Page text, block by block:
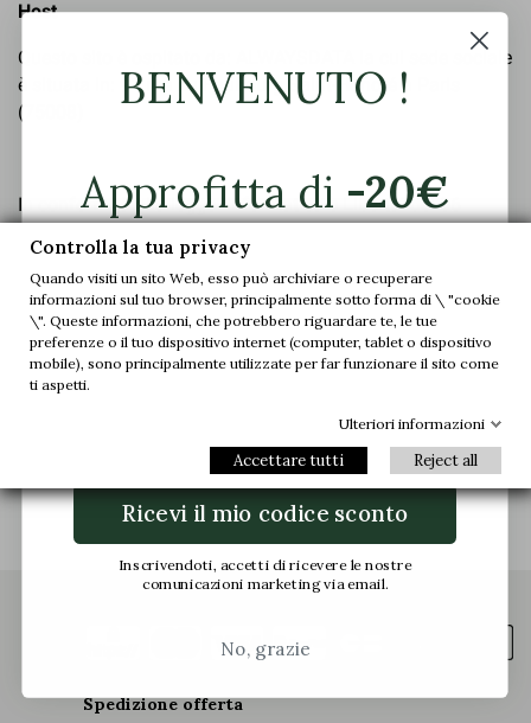
Host
Questo sito è ospitato da: ALWAYSDATA la cui sede sociale
è situata in: 91 rue du Faubourg Saint-Honoré à Paris
(75008)
In conformità alla legge "Informatica e Libertà" del 06
modificare e cancellare i dati che la riguardano. Il sito è
dichiarato alla CCIN con il n°2017.08053.
Contatto Sito Web
Per eventuali domande circa l’utilizzo del Sito, la
preghiamo di contattare il Webmaster all’indirizzo
seguente: joanna@charlet.mc
Spedizione offerta
Controlla la tua privacy
Quando visiti un sito Web, esso può archiviare o recuperare
informazioni sul tuo browser, principalmente sotto forma di \ "cookie
\". Queste informazioni, che potrebbero riguardare te, le tue
preferenze o il tuo dispositivo internet (computer, tablet o dispositivo
mobile), sono principalmente utilizzate per far funzionare il sito come
ti aspetti.
Ulteriori informazioni
Accettare tutti Reject all
BENVENUTO !
Approfitta di -20€
sul tuo primo
ordine.
Unisciti a noi e accedi in anteprima alle
nostre offerte esclusive e alle ultime novità.
Ricevi il mio codice sconto
Inscrivendoti, accetti di ricevere le nostre
comunicazioni marketing via email.
No, grazie